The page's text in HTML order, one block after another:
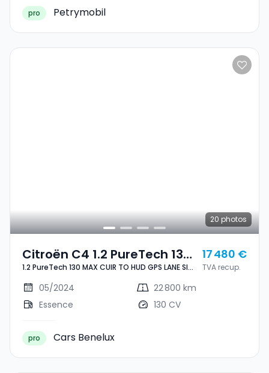
pro Petrymobil
20 photos
Citroën C4 1.2 PureTech 130
MAX CUIR TO HUD GPS LANE
SIDE CAM360 1° MAIN
1.2 PureTech 130 MAX CUIR TO HUD GPS LANE SIDE
17 480 €
TVA recup.
05/2024
22 800 km
Essence
130 CV
pro Cars Benelux